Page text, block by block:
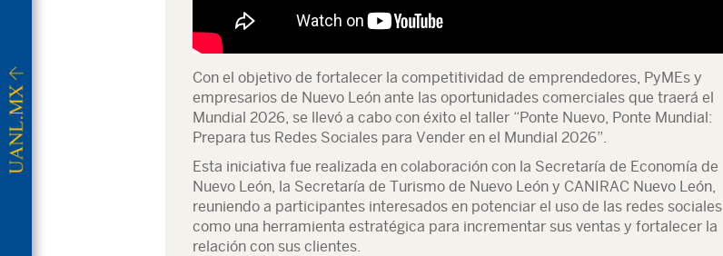
Con el objetivo de fortalecer la competitividad de emprendedores, PyMEs y
empresarios de Nuevo León ante las oportunidades comerciales que traerá el
Mundial 2026, se llevó a cabo con éxito el taller “Ponte Nuevo, Ponte Mundial:
Prepara tus Redes Sociales para Vender en el Mundial 2026”.
Esta iniciativa fue realizada en colaboración con la Secretaría de Economía de
Nuevo León, la Secretaría de Turismo de Nuevo León y CANIRAC Nuevo León,
reuniendo a participantes interesados en potenciar el uso de las redes sociales
como una herramienta estratégica para incrementar sus ventas y fortalecer la
relación con sus clientes.